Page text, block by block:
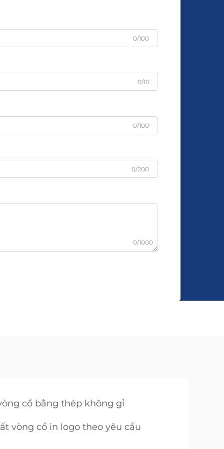
0/100
0/16
0/100
0/200
0/1000
cổ bằng thép không gỉ
vòng cổ in logo theo yêu cầu